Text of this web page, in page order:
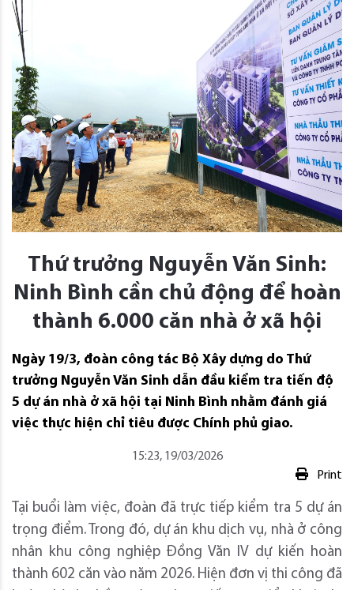
Thứ trưởng Nguyễn Văn Sinh:
Ninh Bình cần chủ động để hoàn
thành 6.000 căn nhà ở xã hội
Ngày 19/3, đoàn công tác Bộ Xây dựng do Thứ
trưởng Nguyễn Văn Sinh dẫn đầu kiểm tra tiến độ
5 dự án nhà ở xã hội tại Ninh Bình nhằm đánh giá
việc thực hiện chỉ tiêu được Chính phủ giao.
15:23, 19/03/2026
Print
Tại buổi làm việc, đoàn đã trực tiếp kiểm tra 5 dự án
trọng điểm. Trong đó, dự án khu dịch vụ, nhà ở công
nhân khu công nghiệp Đồng Văn IV dự kiến hoàn
thành 602 căn vào năm 2026. Hiện đơn vị thi công đã